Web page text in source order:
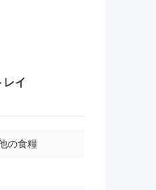
イ
の食糧